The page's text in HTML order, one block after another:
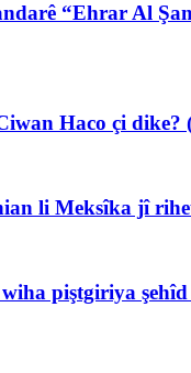
“Ehrar Al
Haco çi dike?
li Meksîka jî
wiha piştgiriya